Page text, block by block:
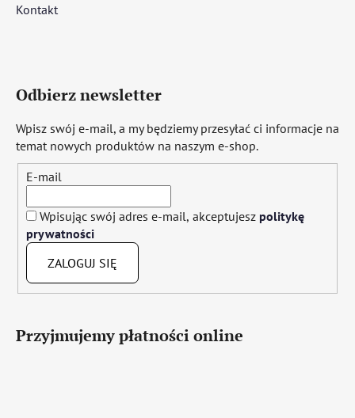
Kontakt
Odbierz newsletter
Wpisz swój e-mail, a my będziemy przesyłać ci informacje na
temat nowych produktów na naszym e-shop.
E-mail
Wpisując swój adres e-mail, akceptujesz politykę
prywatności
ZALOGUJ SIĘ
Przyjmujemy płatności online